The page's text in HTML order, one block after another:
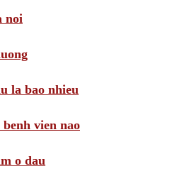
noi
la bao nhieu
vien nao
o dau